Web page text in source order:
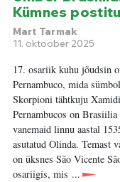
Kümnes
Mart Tarmak
11. oktoober 2025
17. osariik kuhu jõudsin
Pernambuco, mida
Skorpioni tähtkuju
Pernambucos on Brasiilia
vanemaid linnu aastal
asutatud Olinda. Temast
on üksnes São Vicente
osariigis, mis ...